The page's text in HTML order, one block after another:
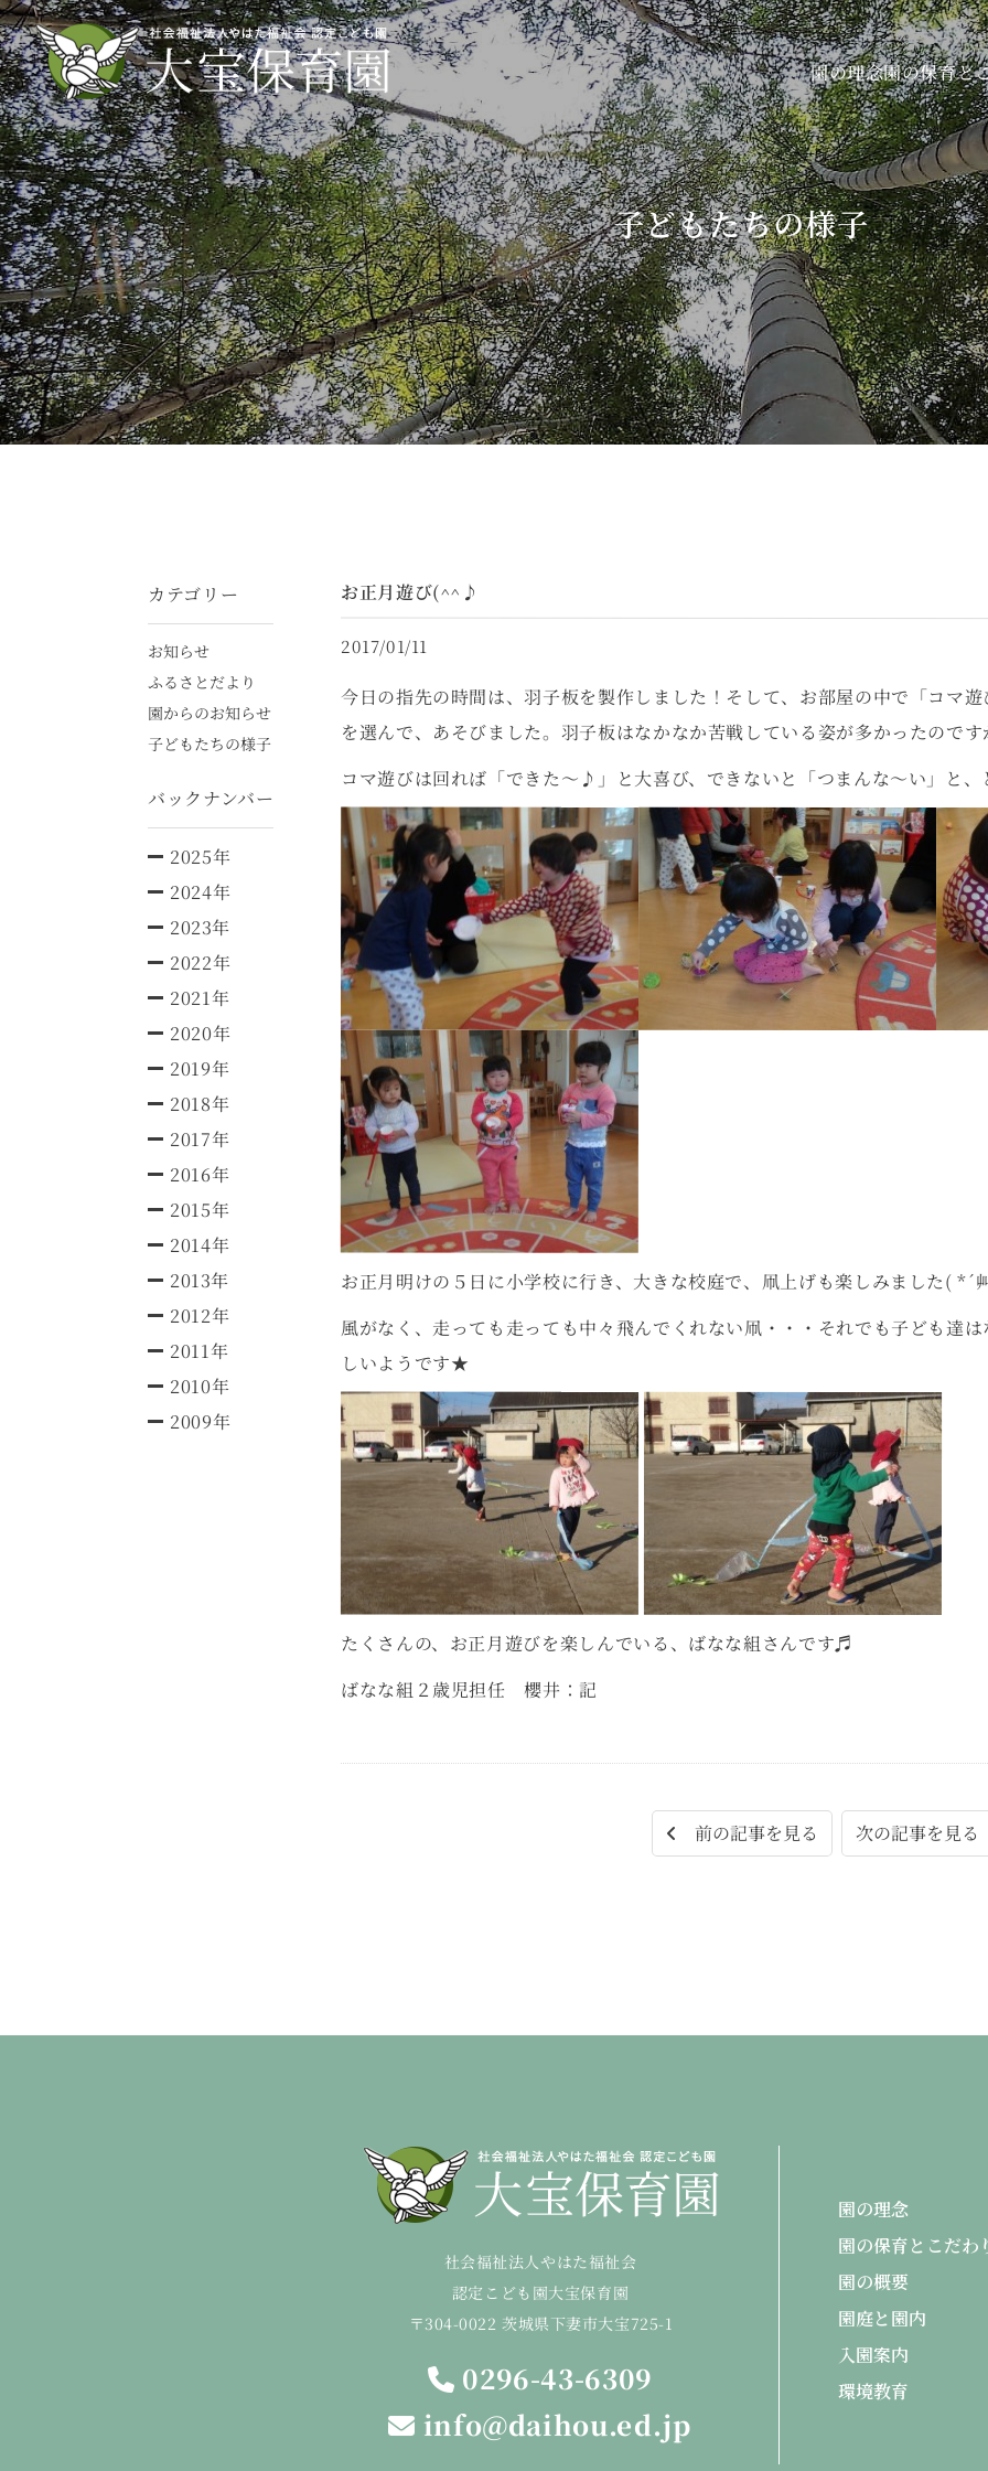
園の理念園の保育と
子どもたちの様子
カテゴリー
お知らせ
ふるさとだより
園からのお知らせ
子どもたちの様子
バックナンバー
2025年
2024年
2023年
2022年
2021年
2020年
2019年
2018年
2017年
2016年
2015年
2014年
2013年
2012年
2011年
2010年
2009年
お正月遊び(^^♪
2017/01/11
今日の指先の時間は、羽子板を製作しました！そして、お部屋の中で「コマ
を選んで、あそびました。羽子板はなかなか苦戦している姿が多かったので
コマ遊びは回れば「できた～♪」と大喜び、できないと「つまんな～い」と
お正月明けの５日に小学校に行き、大きな校庭で、凧上げも楽しみました( *´
風がなく、走っても走っても中々飛んでくれない凧・・・それでも子ども達
しいようです★
たくさんの、お正月遊びを楽しんでいる、ばなな組さんです♬
ばなな組２歳児担任 櫻井：記
前の記事を見る 次の記事を見
社会福祉法人やはた福祉会
認定こども園大宝保育園
〒304-0022 茨城県下妻市大宝725-1
0296-43-6309
info@daihou.ed.jp
園の理念
園の保育とこだわ
園の概要
園庭と園内
入園案内
環境教育